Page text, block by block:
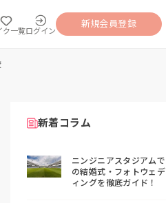
ク一覧ログイン
新規会員登録
新着コラム
ニンジニアスタジアムで
の結婚式・フォトウェデ
ィングを徹底ガイド！